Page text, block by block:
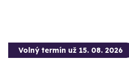
Volný termín už 15. 08. 2026